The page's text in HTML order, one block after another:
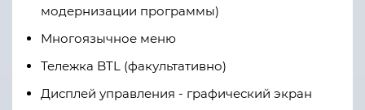
модернизации программы)
Многоязычное меню
Тележка BTL (факультативно)
Дисплей управления - графический экран